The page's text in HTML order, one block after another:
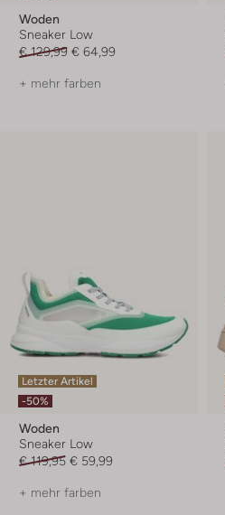
Woden
Sneaker Low
€ 129,99 € 64,99
+ mehr farben
Letzter Artikel
-50%
Woden
Sneaker Low
€ 119,95 € 59,99
+ mehr farben